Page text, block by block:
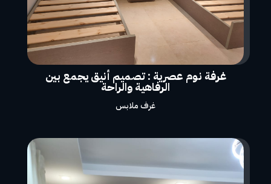
غرفة نوم عصرية : تصميم أنيق يجمع بين
الرفاهية والراحة
غرف ملابس